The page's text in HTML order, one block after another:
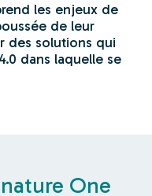
les enjeux de
de leur
des solutions qui
dans laquelle se
One